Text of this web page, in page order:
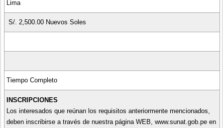
Lima
S/. 2,500.00 Nuevos Soles
Tiempo Completo
INSCRIPCIONES
Los interesados que reúnan los requisitos anteriormente mencionados,
deben inscribirse a través de nuestra página WEB, www.sunat.gob.pe en